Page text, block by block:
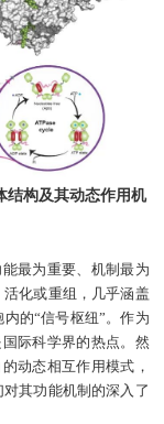
结构及其动态作用机
最为重要、机制最为
化或重组，几乎涵盖
的“信号枢纽”。作为
际科学界的热点。然
动态相互作用模式，
其功能机制的深入了